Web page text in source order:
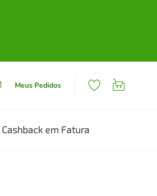
Meus Pedidos
Cashback em Fatura